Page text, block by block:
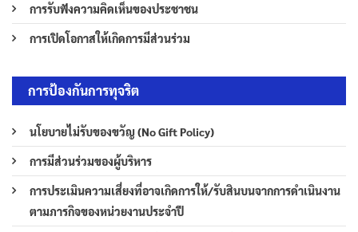
การรับฟังความคิดเห็นของประชาชน
การเปิดโอกาสให้เกิดการมีส่วนร่วม
การป้องกันการทุจริต
นโยบายไม่รับของขวัญ (No Gift Policy)
การมีส่วนร่วมของผู้บริหาร
การประเมินความเสี่ยงที่อาจเกิดการให้/รับสินบนจากการดำเนินงาน
ตามภารกิจของหน่วยงานประจำปี